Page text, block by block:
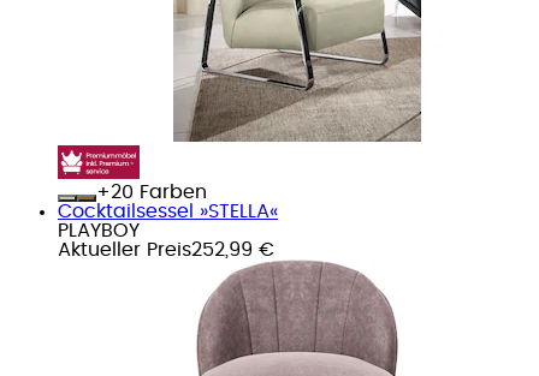
+
Farben
Cocktailsessel »STELLA«
PLAYBOY
Aktueller Preis252,99 €